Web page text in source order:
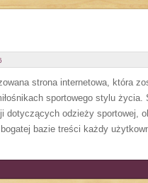
strona internetowa, która
sportowego stylu życia.
dotyczących odzieży sportowej,
bazie treści każdy